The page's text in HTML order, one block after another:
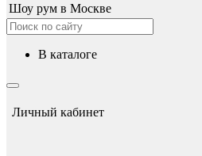
Шоу рум в Москве
в каталоге
Личный кабинет